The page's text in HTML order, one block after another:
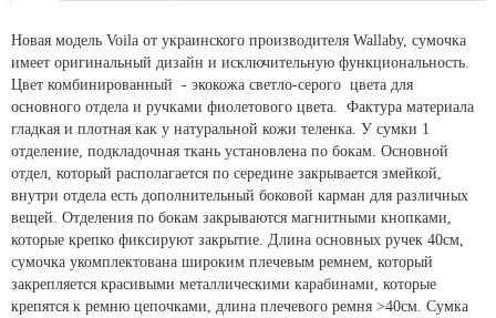
Новая модель Voila от украинского производителя Wallaby, сумочка
имеет оригинальный дизайн и исключительную функциональность.
Цвет комбинированный - экокожа светло-серого цвета для
основного отдела и ручками фиолетового цвета. Фактура материала
гладкая и плотная как у натуральной кожи теленка. У сумки 1
отделение, подкладочная ткань установлена по бокам. Основной
отдел, который располагается по середине закрывается змейкой,
внутри отдела есть дополнительный боковой карман для различных
вещей. Отделения по бокам закрываются магнитными кнопками,
которые крепко фиксируют закрытие. Длина основных ручек 40см,
сумочка укомплектована широким плечевым ремнем, который
закрепляется красивыми металлическими карабинами, которые
крепятся к ремню цепочками, длина плечевого ремня >40см. Сумка